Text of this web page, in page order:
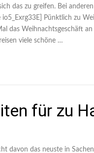
das zu greifen. Bei
Pünktlich zu
das Weihnachtsgeschäft
viele schöne …
für zu
davon das neuste in